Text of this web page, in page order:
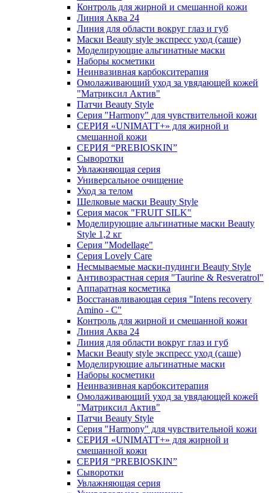
Контроль для жирной и смешанной кожи
Линия Аква 24
Линия для области вокруг глаз и губ
Маски Beauty style экспресс уход (саше)
Моделирующие альгинатные маски
Наборы косметики
Неинвазивная карбокситерапия
Омолаживающий уход за увядающей кожей
"Матриксил Актив"
Патчи Beauty Style
Серия "Harmony" для чувствительной кожи
СЕРИЯ «UNIMATT+» для жирной и
смешанной кожи
СЕРИЯ “PREBIOSKIN”
Сыворотки
Увлажняющая серия
Универсальное очищение
Уход за телом
Шелковые маски Beauty Style
Серия масок "FRUIT SILK"
Моделирующие альгинатные маски Beauty
Style 1,2 кг
Серия "Modellage"
Cерия Lovely Care
Несмываемые маски-пудинги Beauty Style
Антивозрастная серия "Taurine & Resveratrol"
Аппаратная косметика
Восстанавливающая серия "Intens recovery
Amino - C"
Контроль для жирной и смешанной кожи
Линия Аква 24
Линия для области вокруг глаз и губ
Маски Beauty style экспресс уход (саше)
Моделирующие альгинатные маски
Наборы косметики
Неинвазивная карбокситерапия
Омолаживающий уход за увядающей кожей
"Матриксил Актив"
Патчи Beauty Style
Серия "Harmony" для чувствительной кожи
СЕРИЯ «UNIMATT+» для жирной и
смешанной кожи
СЕРИЯ “PREBIOSKIN”
Сыворотки
Увлажняющая серия